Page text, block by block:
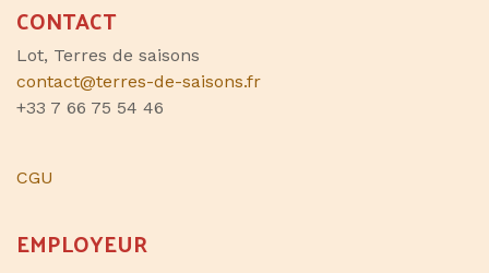
CONTACT
Lot, Terres de saisons
contact@terres-de-saisons.fr
+33 7 66 75 54 46
CGU
EMPLOYEUR